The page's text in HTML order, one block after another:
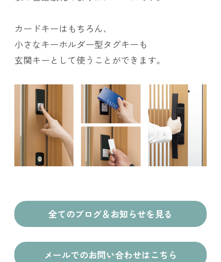
カードキーはもちろん、
小さなキーホルダー型タグキーも
玄関キーとして使うことができます。
全てのブログ＆お知らせを見る
メールでのお問い合わせはこちら